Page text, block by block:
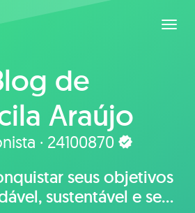
de
Araújo
· 24100870
seus objetivos
sustentável e sem